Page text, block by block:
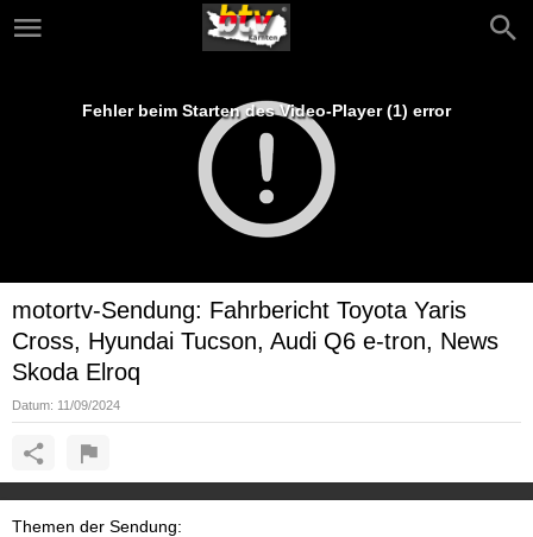
Fehler beim Starten des Video-Player (1) error
motortv-Sendung: Fahrbericht Toyota Yaris
Cross, Hyundai Tucson, Audi Q6 e-tron, News
Skoda Elroq
Datum: 11/09/2024
Themen der Sendung: